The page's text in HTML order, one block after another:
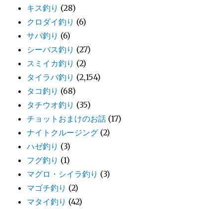
キス釣り (28)
クロダイ釣り (6)
サバ釣り (6)
シーバス釣り (27)
スミイカ釣り (2)
タイラバ釣り (2,154)
タコ釣り (68)
タチウオ釣り (35)
チョットおまけのお話 (17)
ナイトクルージング (2)
ハゼ釣り (3)
フグ釣り (1)
マグロ・シイラ釣り (3)
マゴチ釣り (2)
マタイ釣り (42)